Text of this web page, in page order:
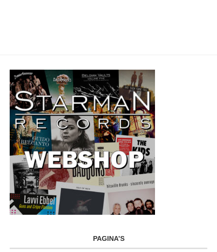
PAGINA’S